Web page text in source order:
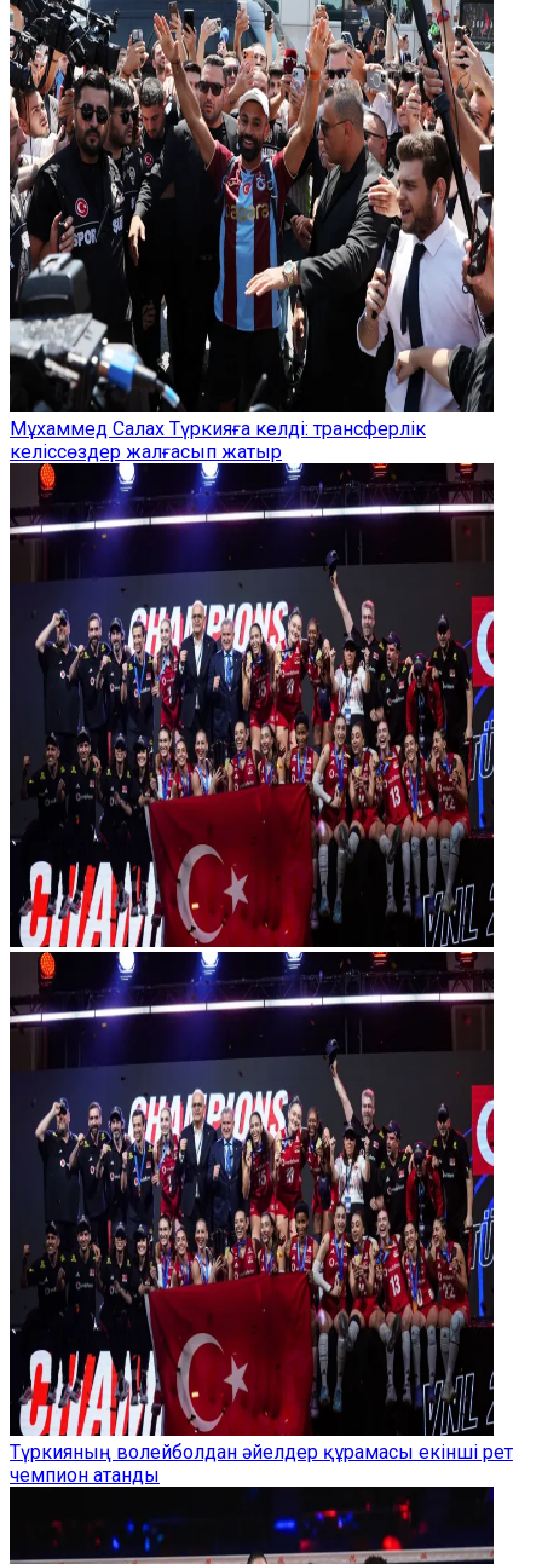
Мұхаммед Салах Түркияға келді: трансферлік
келіссөздер жалғасып жатыр
Түркияның волейболдан әйелдер құрамасы екінші рет
чемпион атанды